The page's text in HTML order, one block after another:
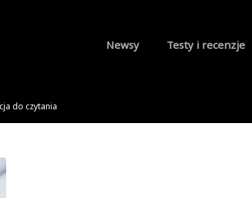
Newsy Testy i recenzje
do czytania